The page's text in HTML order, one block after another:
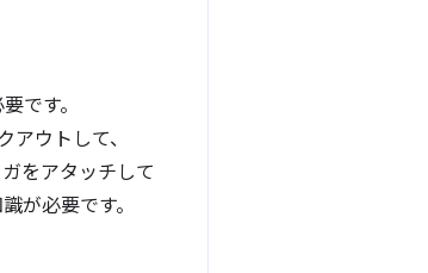
です。
ウトして、
をアタッチして
が必要です。